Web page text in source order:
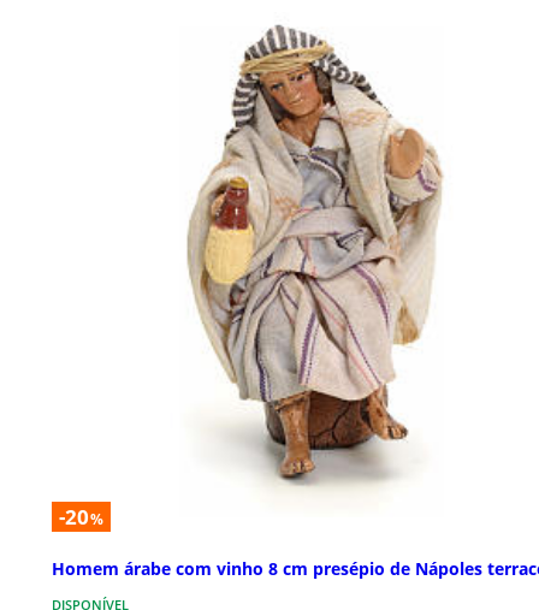
-20%
Homem árabe com vinho 8 cm presépio de Nápoles
DISPONÍVEL